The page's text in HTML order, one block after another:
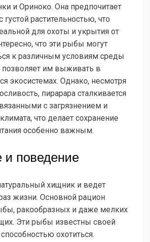
и Ориноко. Она предпочитает
растительностью, что
для охоты и укрытия от
что эти рыбы могут
к различным условиям среды
позволяет им выживать в
экосистемах. Однако, несмотря
пирарара сталкивается
с загрязнением и
что делает сохранение
особенно важным.
и поведение
хищник и ведет
жизни. Основной рацион
ракообразных и даже мелких
Эти рыбы известны своей
охотиться.